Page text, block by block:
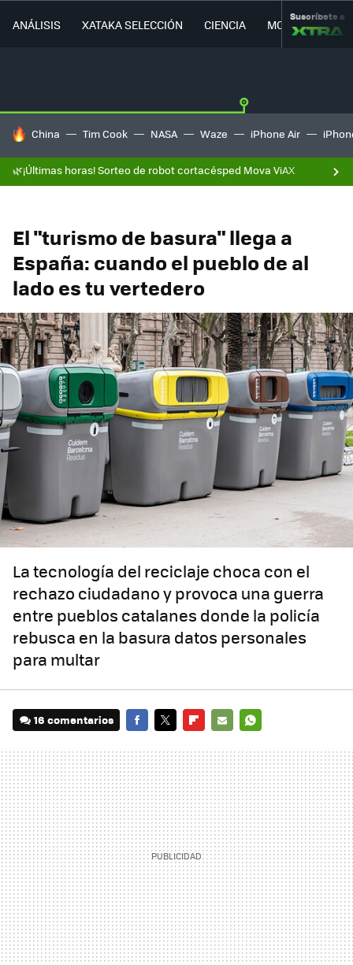
ANÁLISIS XATAKA SELECCIÓN CIENCIA MOVILIDAD
Suscríbete a
HOY SE HABLA DE
China Tim Cook NASA Waze iPhone Air
🌿¡Últimas horas! Sorteo de robot cortacésped Mova ViAX
El "turismo de basura" llega a
España: cuando el pueblo de al
lado es tu vertedero
La tecnología del reciclaje choca con el
rechazo ciudadano y provoca una guerra
entre pueblos catalanes donde la policía
rebusca en la basura datos personales
para multar
16 comentarios
MAIL